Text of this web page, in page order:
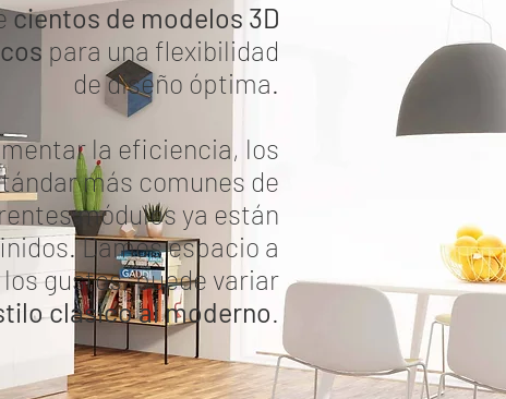
cientos de modelos 3D
para una flexibilidad
de diseño óptima.
la eficiencia, los
más comunes de
módulos ya están
Damos espacio a
gustos, puede variar
clásico al moderno.